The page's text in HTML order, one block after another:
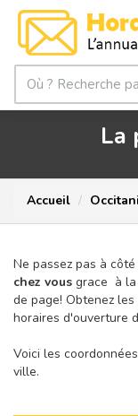
La
Accueil
Ne passez pas à côté
chez vous grace à la
de page! Obtenez
horaires d'ouverture
Voici les
ville.